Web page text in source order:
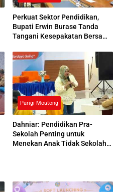
Perkuat Sektor Pendidikan,
Bupati Erwin Burase Tanda
Tangani Kesepakatan Bersama
Parigi Moutong
Dahniar: Pendidikan Pra-
Sekolah Penting untuk
Menekan Anak Tidak Sekolah